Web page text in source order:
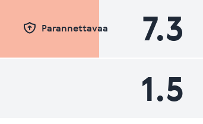
7.3
Parannettavaa
1.5